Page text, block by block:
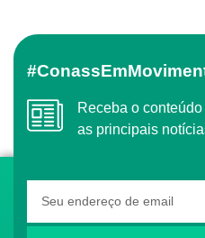
Receba o conteúdo semanal do Conass com
as principais